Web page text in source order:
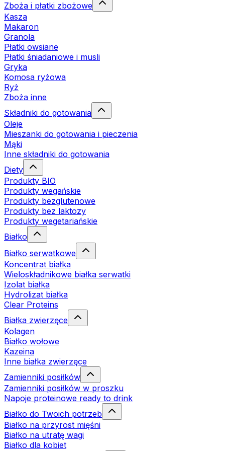
Zboża i płatki zbożowe
Kasza
Makaron
Granola
Płatki owsiane
Płatki śniadaniowe i musli
Gryka
Komosa ryżowa
Ryż
Zboża inne
Składniki do gotowania
Oleje
Mieszanki do gotowania i pieczenia
Mąki
Inne składniki do gotowania
Diety
Produkty BIO
Produkty wegańskie
Produkty bezglutenowe
Produkty bez laktozy
Produkty wegetariańskie
Białko
Białko serwatkowe
Koncentrat białka
Wieloskładnikowe białka serwatki
Izolat białka
Hydrolizat białka
Clear Proteins
Białka zwierzęce
Kolagen
Białko wołowe
Kazeina
Inne białka zwierzęce
Zamienniki posiłków
Zamienniki posiłków w proszku
Napoje proteinowe ready to drink
Białko do Twoich potrzeb
Białko na przyrost mięśni
Białko na utratę wagi
Białko dla kobiet